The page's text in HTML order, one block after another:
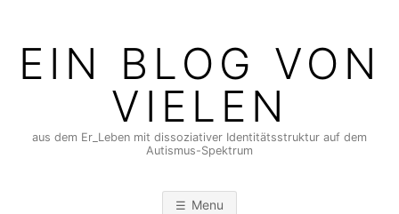
contentEIN BLOG VON
VIELEN
aus dem Er_Leben mit dissoziativer Identitätsstruktur auf dem
Autismus-Spektrum
Menu